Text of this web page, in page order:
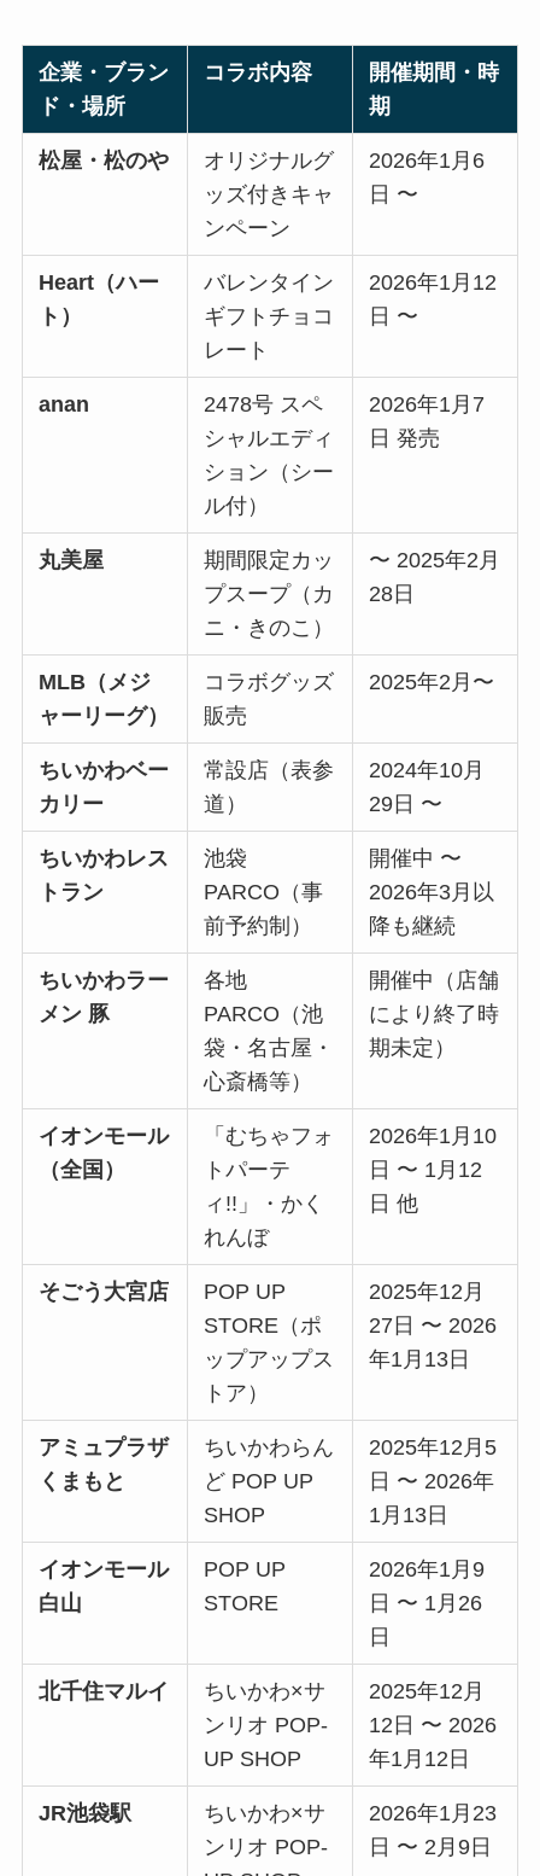
企業・ブラン
ド・場所
コラボ内容
開催期間・時
期
松屋・松のや
オリジナルグ
ッズ付きキャ
ンペーン
2026年1月6
日 〜
Heart（ハー
ト）
バレンタイン
ギフトチョコ
レート
2026年1月12
日 〜
anan
2478号 スペ
シャルエディ
ション（シー
ル付）
2026年1月7
日 発売
丸美屋
期間限定カッ
プスープ（カ
ニ・きのこ）
〜 2025年2月
28日
MLB（メジ
ャーリーグ）
コラボグッズ
販売
2025年2月〜
ちいかわベー
カリー
常設店（表参
道）
2024年10月
29日 〜
ちいかわレス
トラン
池袋
PARCO（事
前予約制）
開催中 〜
2026年3月以
降も継続
ちいかわラー
メン 豚
各地
PARCO（池
袋・名古屋・
心斎橋等）
開催中（店舗
により終了時
期未定）
イオンモール
（全国）
「むちゃフォ
トパーテ
ィ!!」・かく
れんぼ
2026年1月10
日 〜 1月12
日 他
そごう大宮店
POP UP
STORE（ポ
ップアップス
トア）
2025年12月
27日 〜 2026
年1月13日
アミュプラザ
くまもと
ちいかわらん
ど POP UP
SHOP
2025年12月5
日 〜 2026年
1月13日
イオンモール
白山
POP UP
STORE
2026年1月9
日 〜 1月26
日
北千住マルイ
ちいかわ×サ
ンリオ POP-
UP SHOP
2025年12月
12日 〜 2026
年1月12日
JR池袋駅
ちいかわ×サ
ンリオ POP-
2026年1月23
日 〜 2月9日